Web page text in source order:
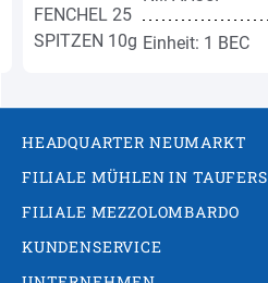
Einheit: 1 BEC
HEADQUARTER NEUMARKT
FILIALE MÜHLEN IN TAUFERS
FILIALE MEZZOLOMBARDO
KUNDENSERVICE